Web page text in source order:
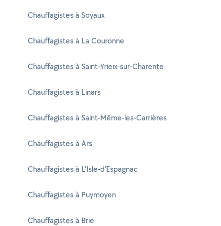
Chauffagistes à Soyaux
Chauffagistes à La Couronne
Chauffagistes à Saint-Yrieix-sur-Charente
Chauffagistes à Linars
Chauffagistes à Saint-Même-les-Carrières
Chauffagistes à Ars
Chauffagistes à L'Isle-d'Espagnac
Chauffagistes à Puymoyen
Chauffagistes à Brie